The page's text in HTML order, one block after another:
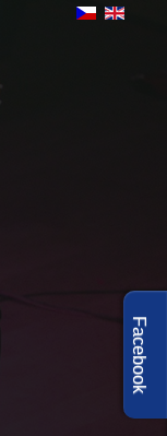
Facebook